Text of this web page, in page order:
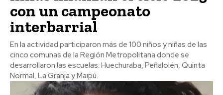
con un campeonato
interbarrial
En la actividad participaron más de 100 niños y niñas de las
cinco comunas de la Región Metropolitana donde se
desarrollaron las escuelas: Huechuraba, Peñalolén, Quinta
Normal, La Granja y Maipú.